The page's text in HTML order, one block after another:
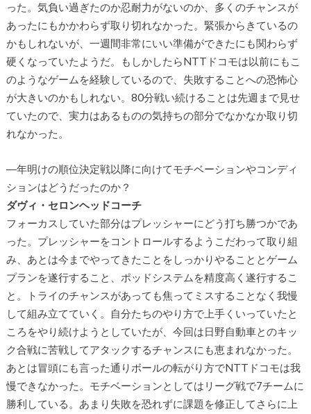
った。気負い過ぎたのか忍耐力がないのか、多くのチャンスが
あったにもかかわらず取り切れなかった。緊張からきているの
かもしれないが、一週間非常にいい準備ができたにも関わらず
硬くなっていたようだ。もしかしたらNTTドコモは以前にもこ
のようなゲームを経験しているので、失敗することへの恐怖心
が大きいのかもしれない。80分戦い続けることは先週まで見せ
ていたので、実力はあるものの気持ちの部分でなかなか取り切
れなかった。
―年明けの順位決定戦以降に向けてモチベーションやコンディ
ションはどうだったのか？
ダヴィ・セロンヘッドコーチ
フォーカスしていた部分はプレッシャーにどう打ち勝つかであ
った。プレッシャーをコントロールするようこだわって取り組
み、あとは今までやってきたことをしっかりやることとゲーム
プランを遂行すること、ポッドシステムを精度高く遂行するこ
と。トライのチャンスがあっても焦ってミスすることなく我慢
して組み立てていく。自分たちのやり方で上手くいっていたと
ころをやり続けようとしていたが、今回は日野自動車とのキッ
ク合戦に苦戦してアタックするチャンスにも恵まれなかった。
あとは冒頭にも言った通りボールの転がり方でNTTドコモは我
慢できなかった。モチベーションとしてはリーグ戦で7チームに
勝利している。あまり失敗を恐れずに課題を修正してさらに上